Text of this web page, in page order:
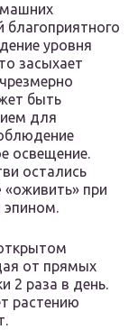
благоприятного
уровня
засыхает
быть
для
освещение.
остались
при
от прямых
2 раза в день.
растению